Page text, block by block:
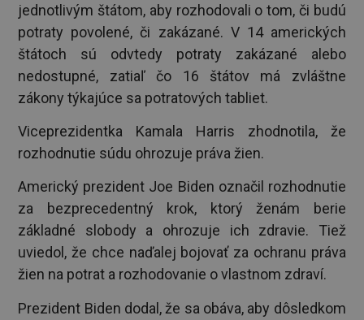
jednotlivým štátom, aby rozhodovali o tom, či budú
potraty povolené, či zakázané. V 14 amerických
štátoch sú odvtedy potraty zakázané alebo
nedostupné, zatiaľ čo 16 štátov má zvláštne
zákony týkajúce sa potratových tabliet.
Viceprezidentka Kamala Harris zhodnotila, že
rozhodnutie súdu ohrozuje práva žien.
Americký prezident Joe Biden označil rozhodnutie
za bezprecedentný krok, ktorý ženám berie
základné slobody a ohrozuje ich zdravie. Tiež
uviedol, že chce naďalej bojovať za ochranu práva
žien na potrat a rozhodovanie o vlastnom zdraví.
Prezident Biden dodal, že sa obáva, aby dôsledkom